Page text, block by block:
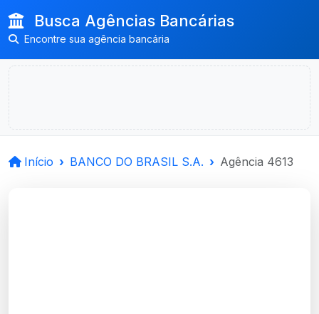
Busca Agências Bancárias
Encontre sua agência bancária
Início BANCO DO BRASIL S.A. Agência 4613